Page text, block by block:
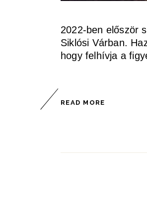
2022-ben először
Siklósi Várban.
hogy felhívja a
READ MORE